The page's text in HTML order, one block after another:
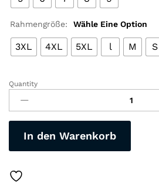
Rahmengröße: Wähle Eine Option
3XL 4XL 5XL l M S
"Raudax"
Langarm-
Radfahrset-
atmungsaktive
Bekleidung
Radfahranzüge-
quantity
Quantity
In den Warenkorb